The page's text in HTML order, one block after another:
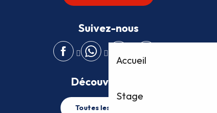
Accueil
Stage
Suivez-nous
Découvrez plus
Toutes les activités